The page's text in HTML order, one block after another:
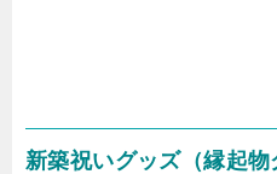
新築祝いグッズ（縁起